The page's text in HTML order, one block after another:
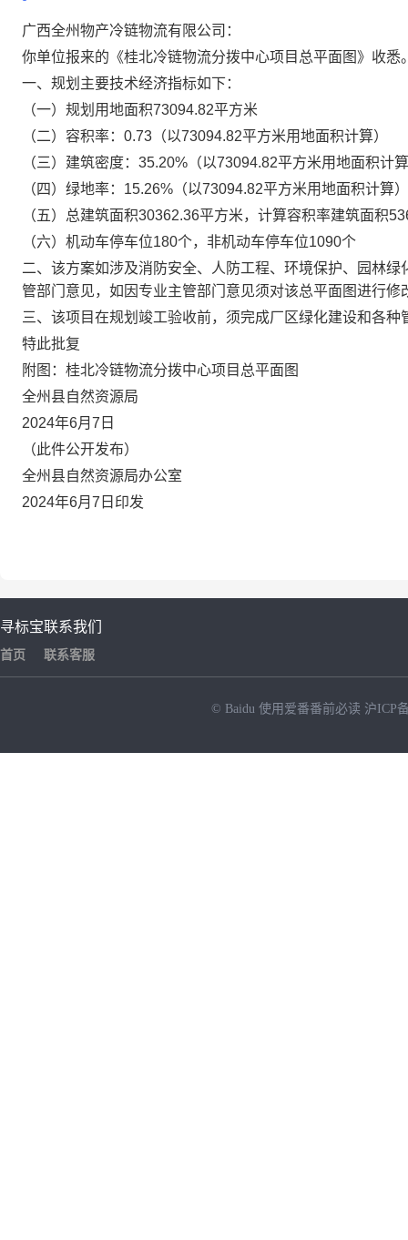
广西全州物产冷链物流有限公司：
你单位报来的《桂北冷链物流分拨中心项目总平面图》收
一、 规划主要技术经济指标如下：
（一） 规划用地面积73094.82平方米
（二） 容积率：0.73（以73094.82平方米用地面积计算）
（三） 建筑密度：35.20%（以73094.82平方米用地面积计
（四） 绿地率：15.26%（以73094.82平方米用地面积计算）
（五） 总建筑面积30362.36平方米，计算容积率建筑面积
（六） 机动车停车位180个，非机动车停车位1090个
二、该方案如涉及消防安全、人防工程、环境保护、园林
管部门意见，如因专业主管部门意见须对该总平面图进行
三、该项目在规划竣工验收前，须完成厂区绿化建设和各
特此批复
附图：桂北冷链物流分拨中心项目总平面图
全州县自然资源局
2024年6月 7 日
（此件公开发布）
全州县自然资源局办公室
2024年6月7日印发
寻标宝
首页
联系我们
联系客服
© Baidu 使用爱番番前必读 沪ICP